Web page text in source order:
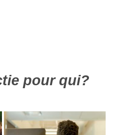
pour qui?